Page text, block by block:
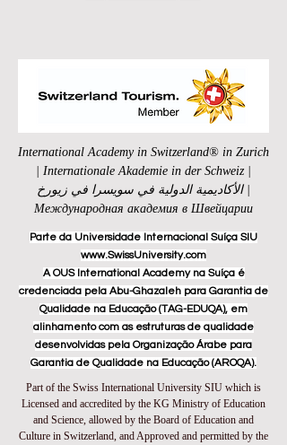
International Academy in Switzerland® in Zurich
| Internationale Akademie in der Schweiz |
الأكاديمية الدولية في سويسرا في زيورخ |
Международная академия в Швейцарии
Parte da Universidade Internacional Suíça SIU
www.SwissUniversity.com
A OUS International Academy na Suíça é
credenciada pela Abu-Ghazaleh para Garantia de
Qualidade na Educação (TAG-EDUQA), em
alinhamento com as estruturas de qualidade
desenvolvidas pela Organização Árabe para
Garantia de Qualidade na Educação (AROQA).
Part of the Swiss International University SIU which is
Licensed and accredited by the KG Ministry of Education
and Science, allowed by the Board of Education and
Culture in Switzerland, and Approved and permitted by the